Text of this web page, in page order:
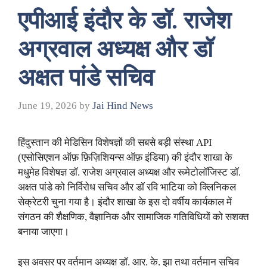
एपीआई इंदौर के डॉ. राजेश
अग्रवाल अध्यक्ष और डॉ
अक्षत पांडे सचिव
June 19, 2026 by Jai Hind News
हिंदुस्तान की मेडिसिन विशेषज्ञों की सबसे बड़ी संस्था API
(एसोसिएशन ऑफ़ फ़िज़िशियन्स ऑफ़ इंडिया) की इंदौर शाखा के
मधुमेह विशेषज्ञ डॉ. राजेश अग्रवाल अध्यक्ष और रूमेटोलॉजिस्ट डॉ.
अक्षत पांडे को निर्विरोध सचिव और डॉ रवि भाटिया को क्लिनिकल
सेक्रेटरी चुना गया है। इंदौर शाखा के इस दो वर्षीय कार्यकाल में
संगठन की शैक्षणिक, वैज्ञानिक और सामाजिक गतिविधियों को सशक्त
बनाया जाएगा।
इस अवसर पर वर्तमान अध्यक्ष डॉ. आर. के. झा तथा वर्तमान सचिव